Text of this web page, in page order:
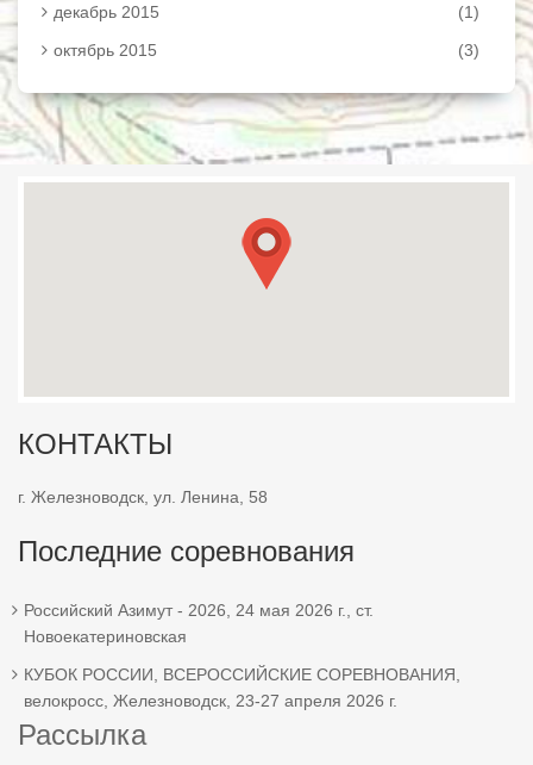
декабрь 2015
(1)
октябрь 2015
(3)
КОНТАКТЫ
г. Железноводск, ул. Ленина, 58
Последние соревнования
Российский Азимут - 2026, 24 мая 2026 г., ст.
Новоекатериновская
КУБОК РОССИИ, ВСЕРОССИЙСКИЕ СОРЕВНОВАНИЯ,
велокросс, Железноводск, 23-27 апреля 2026 г.
Рассылка